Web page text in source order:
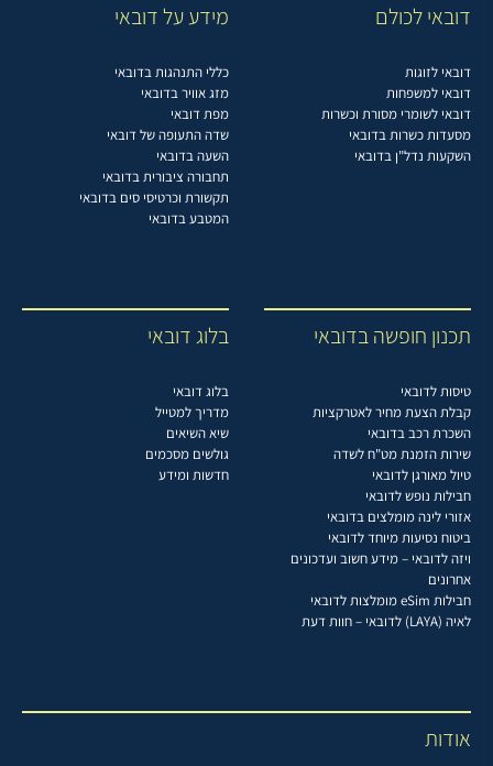
דובאי לכולם
דובאי לזוגות
דובאי למשפחות
דובאי לשומרי מסורת וכשרות
מסעדות כשרות בדובאי
השקעות נדל"ן בדובאי
מידע על דובאי
כללי התנהגות בדובאי
מזג אוויר בדובאי
מפת דובאי
שדה התעופה של דובאי
השעה בדובאי
תחבורה ציבורית בדובאי
תקשורת וכרטיסי סים בדובאי
המטבע בדובאי
תכנון חופשה בדובאי
טיסות לדובאי
קבלת הצעת מחיר לאטרקציות
השכרת רכב בדובאי
שירות הזמנת מט"ח לשדה
טיול מאורגן לדובאי
חבילות נופש לדובאי
אזורי לינה מומלצים בדובאי
ביטוח נסיעות מיוחד לדובאי
ויזה לדובאי – מידע חשוב ועדכונים
אחרונים
חבילות eSim מומלצות לדובאי
לאיה (LAYA) לדובאי – חוות דעת
בלוג דובאי
בלוג דובאי
מדריך למטייל
שיא השיאים
גולשים מסכמים
חדשות ומידע
אודות